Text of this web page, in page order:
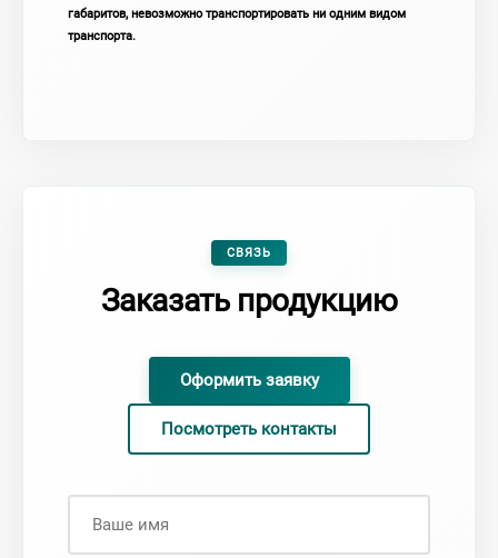
габаритов, невозможно транспортировать ни одним видом
транспорта.
СВЯЗЬ
Заказать продукцию
Оформить заявку
Посмотреть контакты